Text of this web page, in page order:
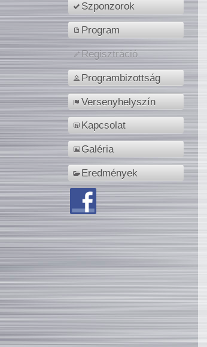
Szponzorok
Program
Regisztráció
Programbizottság
Versenyhelyszín
Kapcsolat
Galéria
Eredmények